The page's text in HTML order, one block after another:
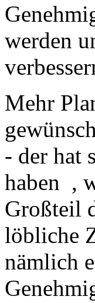
werden
Mehr
- der hat
haben ,
Großteil
löbliche
nämlich